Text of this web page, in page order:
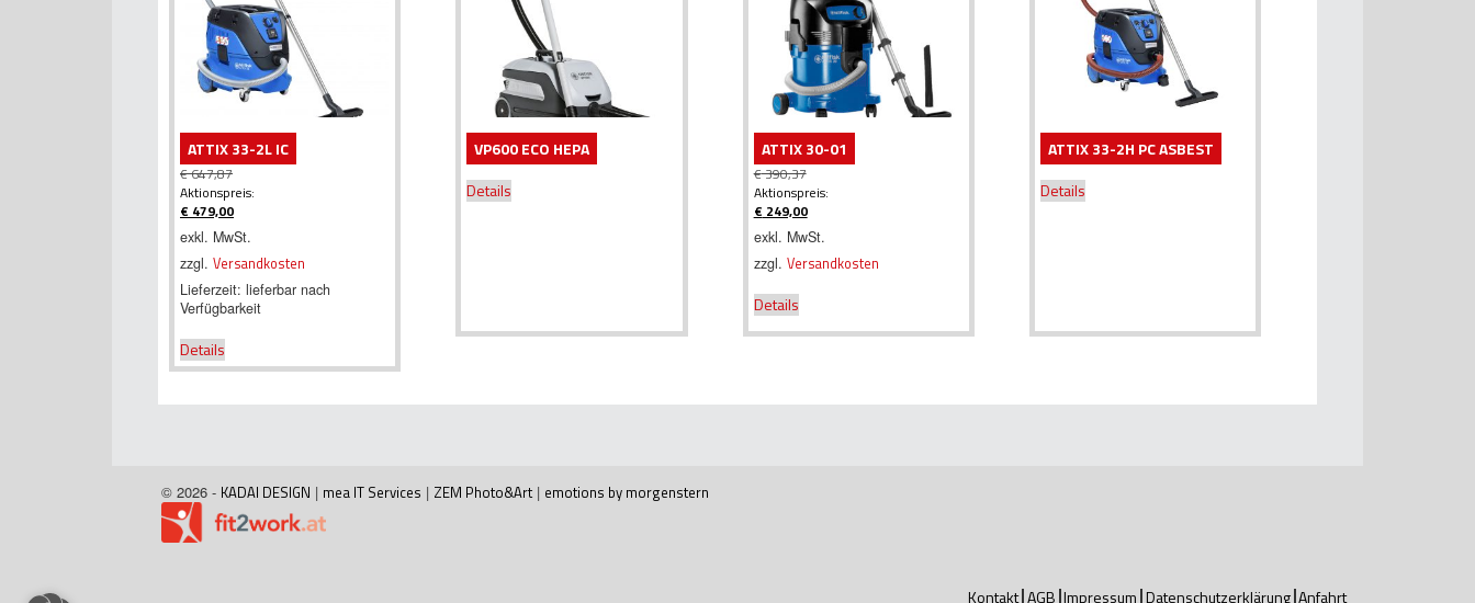
ATTIX 33-2L IC
€647,87
Ursprünglicher
Preis
war:
€ 647,87
Aktionspreis:
€ 479,00
Aktueller
Preis
ist:
€ 479,00.
exkl. MwSt.
zzgl. Versandkosten
Lieferzeit: lieferbar nach
Verfügbarkeit
Details
VP600 ECO HEPA
Details
ATTIX 30-01
€390,37
Ursprünglicher
Preis
war:
€ 390,37
Aktionspreis:
€ 249,00
Aktueller
Preis
ist:
exkl. MwSt.
zzgl. Versandkosten
Details
ATTIX 33-2H PC ASBEST
Details
© 2026 - KADAI DESIGN | mea IT Services | ZEM Photo&Art | emotions by morgenstern
Kontakt AGB Impressum Datenschutzerklärung Anfahrt